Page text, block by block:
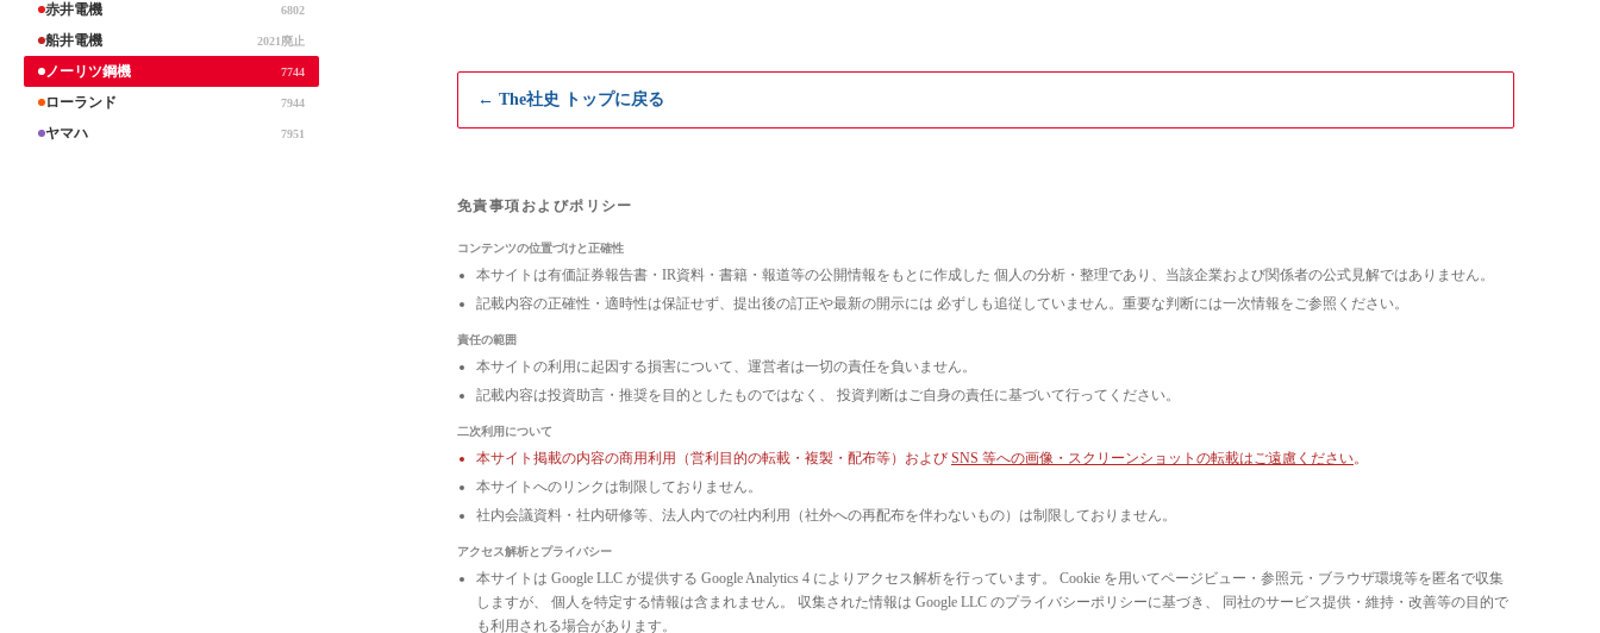
赤井電機 6802
船井電機 2021廃止
ノーリツ鋼機 7744
ローランド 7944
ヤマハ 7951
← The社史 トップに戻る
免責事項およびポリシー
コンテンツの位置づけと正確性
本サイトは有価証券報告書・IR資料・書籍・報道等の公開情報をもとに作成した 個人の分析・整理であり、当該企業および関係者の公式見解ではありません。
記載内容の正確性・適時性は保証せず、提出後の訂正や最新の開示には 必ずしも追従していません。重要な判断には一次情報をご参照ください。
責任の範囲
本サイトの利用に起因する損害について、運営者は一切の責任を負いません。
記載内容は投資助言・推奨を目的としたものではなく、 投資判断はご自身の責任に基づいて行ってください。
二次利用について
本サイト掲載の内容の商用利用（営利目的の転載・複製・配布等）および SNS 等への画像・スクリーンショットの転載はご遠慮ください。
本サイトへのリンクは制限しておりません。
社内会議資料・社内研修等、法人内での社内利用（社外への再配布を伴わないもの）は制限しておりません。
アクセス解析とプライバシー
本サイトは Google LLC が提供する Google Analytics 4 によりアクセス解析を行っています。 Cookie を用いてページビュー・参照元・ブラウザ環境等を匿名で収集
しますが、 個人を特定する情報は含まれません。 収集された情報は Google LLC のプライバシーポリシーに基づき、 同社のサービス提供・維持・改善等の目的で
も利用される場合があります。